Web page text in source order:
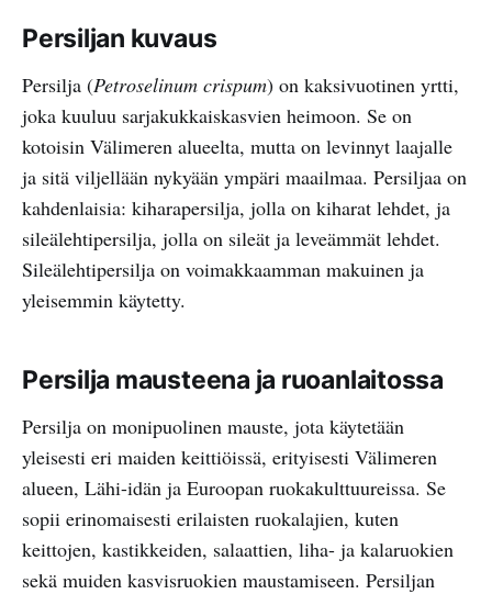
Persiljan kuvaus
Persilja (Petroselinum crispum) on kaksivuotinen yrtti,
joka kuuluu sarjakukkaiskasvien heimoon. Se on
kotoisin Välimeren alueelta, mutta on levinnyt laajalle
ja sitä viljellään nykyään ympäri maailmaa. Persiljaa on
kahdenlaisia: kiharapersilja, jolla on kiharat lehdet, ja
sileälehtipersilja, jolla on sileät ja leveämmät lehdet.
Sileälehtipersilja on voimakkaamman makuinen ja
yleisemmin käytetty.
Persilja mausteena ja ruoanlaitossa
Persilja on monipuolinen mauste, jota käytetään
yleisesti eri maiden keittiöissä, erityisesti Välimeren
alueen, Lähi-idän ja Euroopan ruokakulttuureissa. Se
sopii erinomaisesti erilaisten ruokalajien, kuten
keittojen, kastikkeiden, salaattien, liha- ja kalaruokien
sekä muiden kasvisruokien maustamiseen. Persiljan